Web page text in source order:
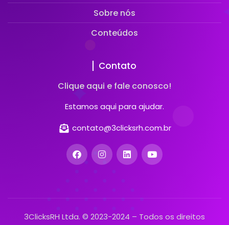
Sobre nós
Conteúdos
Contato
Clique aqui e fale conosco!
Estamos aqui para ajudar.
contato@3clicksrh.com.br
3ClicksRH Ltda. © 2023-2024 – Todos os direitos